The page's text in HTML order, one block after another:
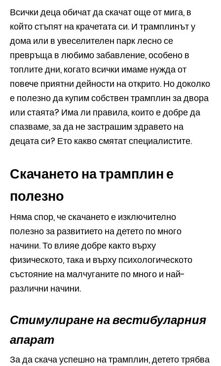
Всички деца обичат да скачат още от мига, в
който стъпят на крачетата си. И трамплинът у
дома или в увеселителен парк лесно се
превръща в любимо забавление, особено в
топлите дни, когато всички имаме нужда от
повече приятни дейности на открито. Но доколко
е полезно да купим собствен трамплин за двора
или стаята? Има ли правила, които е добре да
спазваме, за да не застрашим здравето на
децата си? Ето какво смятат специалистите.
Скачането на трамплин е
полезно
Няма спор, че скачането е изключително
полезно за развитието на детето по много
начини. То влияе добре както върху
физическото, така и върху психологическото
състояние на малчуганите по много и най-
различни начини.
Стимулиране на вестибуларния
апарат
За да скача успешно на трамплин, детето трябва